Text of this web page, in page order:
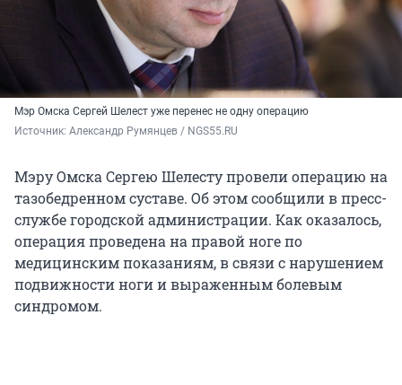
Мэр Омска Сергей Шелест уже перенес не одну операцию
Источник: Александр Румянцев / NGS55.RU
Мэру Омска Сергею Шелесту провели операцию на
тазобедренном суставе. Об этом сообщили в пресс-
службе городской администрации. Как оказалось,
операция проведена на правой ноге по
медицинским показаниям, в связи с нарушением
подвижности ноги и выраженным болевым
синдромом.